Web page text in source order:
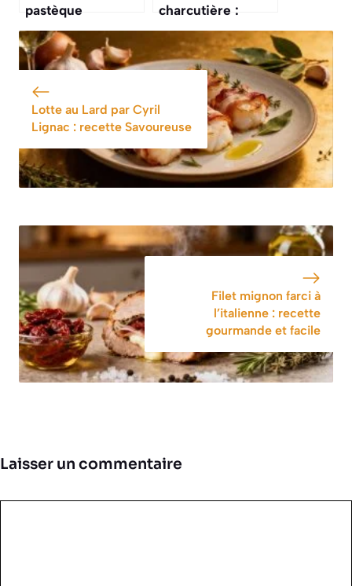
pastèque
traditionnelle :
recette facile et
savoureuse
charcutière :
recette
traditionnelle et
savoureuse
Lotte au Lard par Cyril
Lignac : recette Savoureuse
Filet mignon farci à
l’italienne : recette
gourmande et facile
Laisser un commentaire